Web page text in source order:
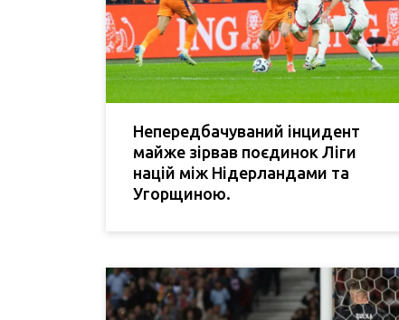
Непередбачуваний інцидент
майже зірвав поєдинок Ліги
націй між Нідерландами та
Угорщиною.